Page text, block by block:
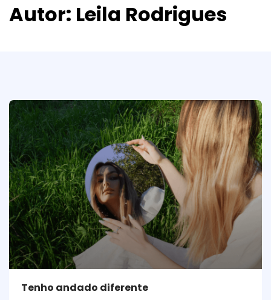
Autor: Leila Rodrigues
Tenho andado diferente